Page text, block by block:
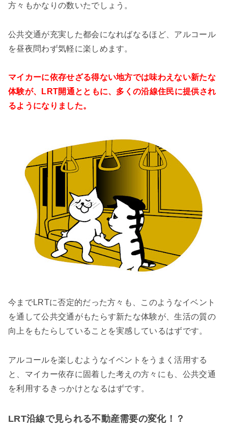
方々もかなりの数いたでしょう。
公共交通が充実した都会になればなるほど、アルコール
を昼夜問わず気軽に楽しめます。
マイカーに依存せざる得ない地方では味わえない新たな
体験が、LRT開通とともに、多くの沿線住民に提供され
るようになりました。
今までLRTに否定的だった方々も、このようなイベント
を通して公共交通がもたらす新たな体験が、生活の質の
向上をもたらしていることを実感しているはずです。
アルコールを楽しむようなイベントをうまく活用する
と、マイカー依存に固着した考えの方々にも、公共交通
を利用するきっかけとなるはずです。
LRT沿線で見られる不動産需要の変化！？